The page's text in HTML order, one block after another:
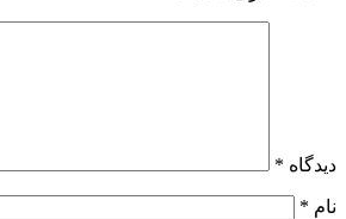
دیدگاه *
نام *